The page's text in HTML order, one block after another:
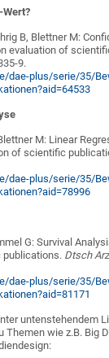
B, Blettner M:
evaluation of
9.
dae-plus/serie/35/
M: Linear
of scientific
dae-plus/serie/35/
G: Survival
publications. Dtsch
dae-plus/serie/35/
untenstehendem
Themen wie z.B. Big